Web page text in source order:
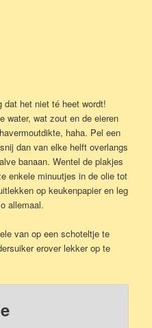
dat het niet té heet wordt!
water, wat zout en de eieren
haha. Pel een
dan van elke helft overlangs
banaan. Wentel de plakjes
enkele minuutjes in de olie tot
op keukenpapier en leg
allemaal.
van op een schoteltje te
erover lekker op te